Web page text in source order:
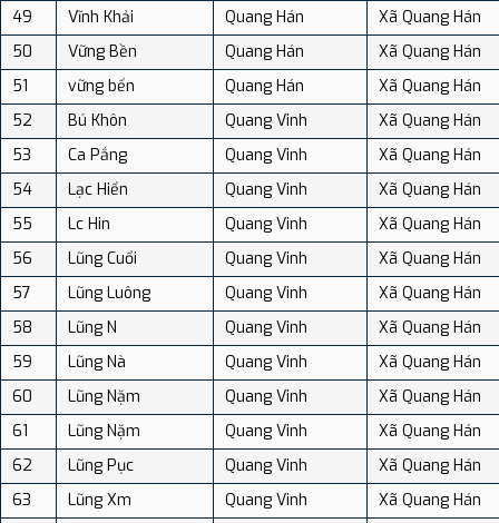
49
Vĩnh Khải Quang Hán
Xã Quang Hán
50
Vững Bền Quang Hán
Xã Quang Hán
51
vững bến Quang Hán
Xã Quang Hán
52
Bú Khôn Quang Vinh
Xã Quang Hán
53
Ca Pắng Quang Vinh
Xã Quang Hán
54
Lạc Hiển Quang Vinh
Xã Quang Hán
55
Lc Hin Quang Vinh
Xã Quang Hán
56
Lũng Cuổi Quang Vinh
Xã Quang Hán
57
Lũng Luông Quang Vinh
Xã Quang Hán
58
Lũng N Quang Vinh
Xã Quang Hán
59
Lũng Nà Quang Vinh
Xã Quang Hán
60
Lũng Nặm Quang Vinh
Xã Quang Hán
61
Lũng Nặm Quang Vinh
Xã Quang Hán
62
Lũng Pục Quang Vinh
Xã Quang Hán
63
Lũng Xm Quang Vinh
Xã Quang Hán